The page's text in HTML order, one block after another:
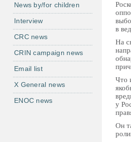
в
На
Что
у
Он
News by/for children
Interview
CRC news
CRIN campaign news
Email list
X General news
ENOC news